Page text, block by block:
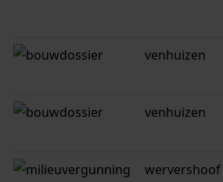
venhuizen
venhuizen
wervershoof